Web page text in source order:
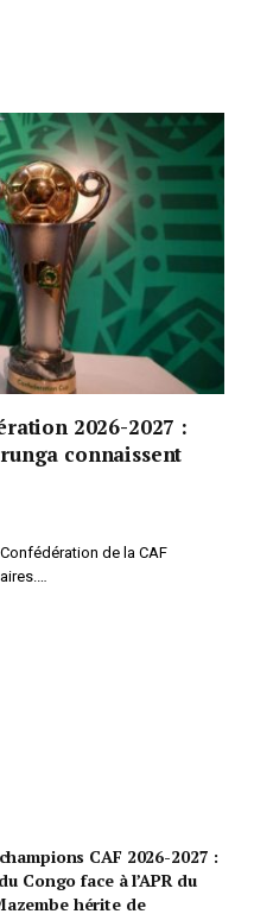
2026-2027 :
connaissent
de la CAF
CAF 2026-2027 :
Congo face à l’APR du
hérite de